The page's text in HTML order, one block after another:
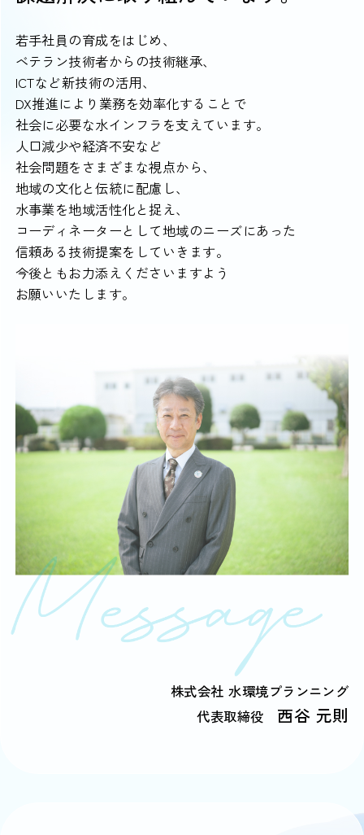
若手社員の育成をはじめ、
ベテラン技術者からの技術継承、
ICTなど新技術の活用、
DX推進により業務を効率化することで
社会に必要な水インフラを支えています。
人口減少や経済不安など
社会問題をさまざまな視点から、
地域の文化と伝統に配慮し、
水事業を地域活性化と捉え、
コーディネーターとして地域のニーズにあった
信頼ある技術提案をしていきます。
今後ともお力添えくださいますよう
お願いいたします。
株式会社 水環境プランニング
代表取締役
西谷 元則